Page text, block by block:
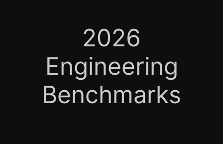
2026
Engineering
Benchmarks